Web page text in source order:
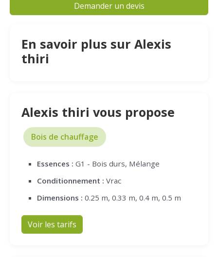
Demander un devis
En savoir plus sur Alexis
thiri
Alexis thiri vous propose
Bois de chauffage
Essences : G1 - Bois durs, Mélange
Conditionnement : Vrac
Dimensions : 0.25 m, 0.33 m, 0.4 m, 0.5 m
Voir les tarifs